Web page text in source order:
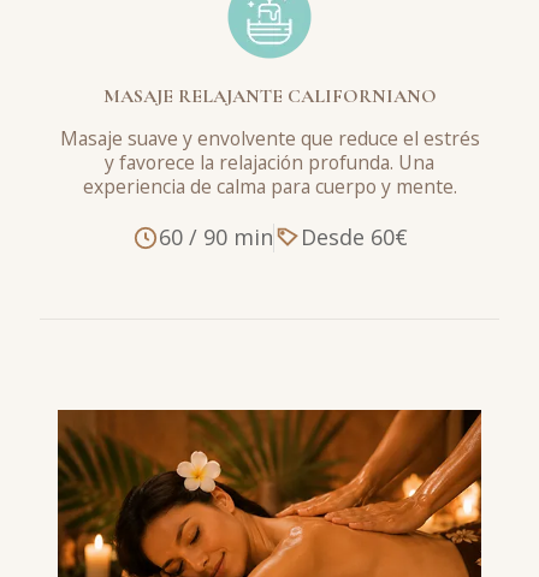
MASAJE RELAJANTE CALIFORNIANO
Masaje suave y envolvente que reduce el estrés
y favorece la relajación profunda. Una
experiencia de calma para cuerpo y mente.
60 / 90 min Desde 60€